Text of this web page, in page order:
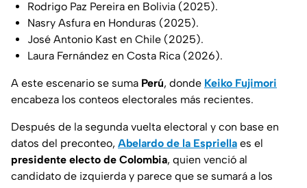
Rodrigo Paz Pereira en Bolivia (2025).
Nasry Asfura en Honduras (2025).
José Antonio Kast en Chile (2025).
Laura Fernández en Costa Rica (2026).
A este escenario se suma Perú, donde Keiko Fujimori
encabeza los conteos electorales más recientes.
Después de la segunda vuelta electoral y con base en
datos del preconteo, Abelardo de la Espriella es el
presidente electo de Colombia, quien venció al
candidato de izquierda y parece que se sumará a los